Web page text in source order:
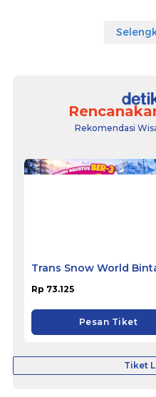
Rekomendasi
Trans Snow World
Rp 73.125
Pesan Tiket
Tiket